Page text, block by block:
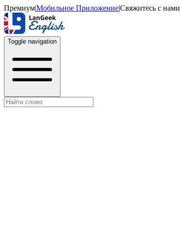
Премиум|Мобильное Приложение|Свяжитесь с нами
Toggle navigation